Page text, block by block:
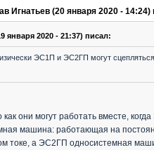
Игнатьев (20 января 2020 - 14:24)
января 2020 - 21:37) писал:
ЭС1П и ЭС2ГП могут
они могут работать вместе,
машина: работающая на
токе, а ЭС2ГП односистемная